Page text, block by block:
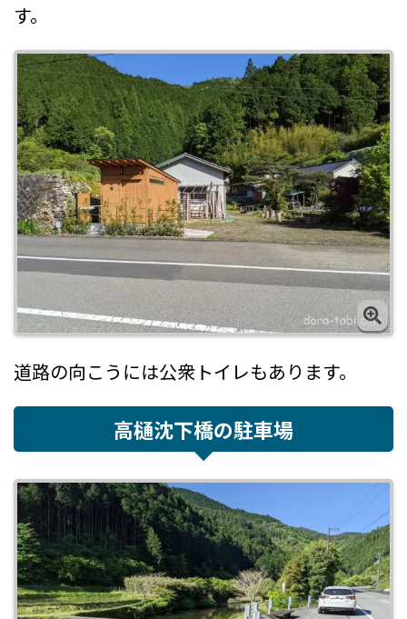
す。
道路の向こうには公衆トイレもあります。
高樋沈下橋の駐車場